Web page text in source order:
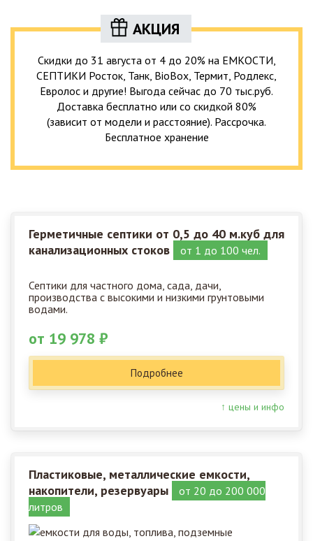
АКЦИЯ
Скидки до 31 августа от 4 до 20% на ЕМКОСТИ,
СЕПТИКИ Росток, Танк, BioBox, Термит, Родлекс,
Евролос и другие! Выгода сейчас до 70 тыс.руб.
Доставка бесплатно или со скидкой 80%
(зависит от модели и расстояние). Рассрочка.
Бесплатное хранение
Герметичные септики от 0,5 до 40 м.куб для
канализационных стоков
от 1 до 100 чел.
Септики для частного дома, сада, дачи,
производства с высокими и низкими грунтовыми
водами.
от 19 978 ₽
Подробнее
↑ цены и инфо
Пластиковые, металлические емкости,
накопители, резервуары
от 20 до 200 000
литров